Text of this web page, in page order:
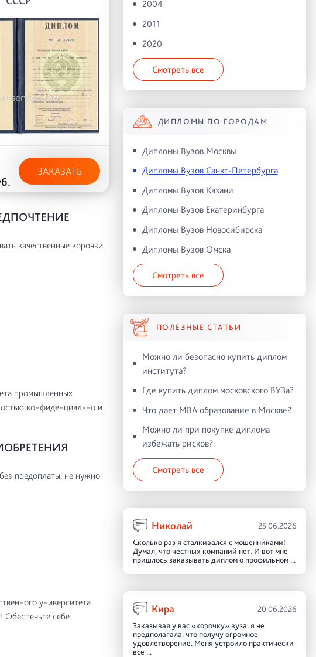
ЗАКАЗАТЬ
качественные корочки
промышленных
конфиденциально и
предоплаты, не нужно
университета
Обеспечьте себе
2004
2011
2020
Смотреть все
ДИПЛОМЫ ПО ГОРОДАМ
Дипломы Вузов Москвы
Дипломы Вузов Санкт-Петербурга
Дипломы Вузов Казани
Дипломы Вузов Екатеринбурга
Дипломы Вузов Новосибирска
Дипломы Вузов Омска
Смотреть все
ПОЛЕЗНЫЕ СТАТЬИ
Можно ли безопасно купить диплом
института?
Где купить диплом московского ВУЗа?
Что дает MBA образование в Москве?
Можно ли при покупке диплома
избежать рисков?
Смотреть все
Николай 25.06.2026
Сколько раз я сталкивался с мошенниками!
Думал, что честных компаний нет. И вот мне
пришлось заказывать диплом о профильном ...
Кира 20.06.2026
Заказывая у вас «корочку» вуза, я не
предполагала, что получу огромное
удовлетворение. Меня устроило практически
все ...